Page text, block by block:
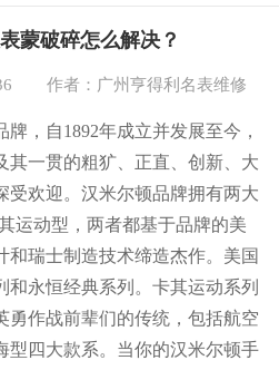
蒙破碎怎么解决？
作者：广州亨得利名表维修
，自1892年成立并发展至今，
其一贯的粗犷、正直、创新、大
受欢迎。汉米尔顿品牌拥有两大
运动型，两者都基于品牌的美
和瑞士制造技术缔造杰作。美国
和永恒经典系列。卡其运动系列
勇作战前辈们的传统，包括航空
型四大款系。当你的汉米尔顿手